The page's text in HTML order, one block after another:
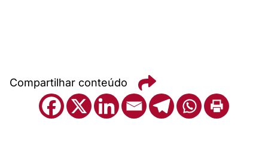
Compartilhar conteúdo